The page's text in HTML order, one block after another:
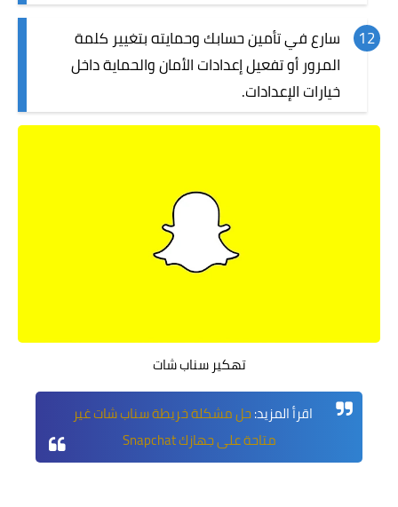
سارع في تأمين حسابك وحمايته بتغيير كلمة
المرور أو تفعيل إعدادات الأمان والحماية داخل
خيارات الإعدادات.
تهكير سناب شات
اقرأ المزيد:حل مشكلة خريطة سناب شات غير
متاحة على جهازك Snapchat